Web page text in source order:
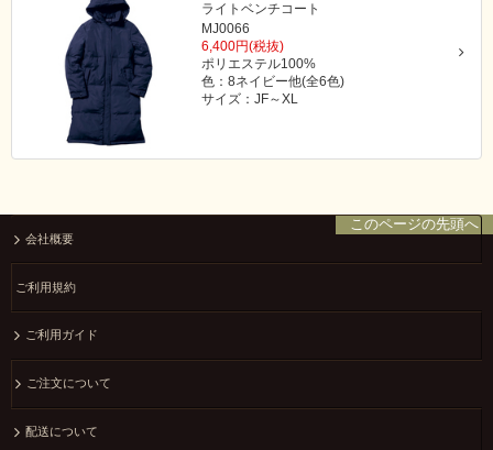
ライトベンチコート
MJ0066
6,400円(税抜)
ポリエステル100%
色：8ネイビー他(全6色)
サイズ：JF～XL
このページの先頭へ
会社概要
ご利用規約
ご利用ガイド
ご注文について
配送について